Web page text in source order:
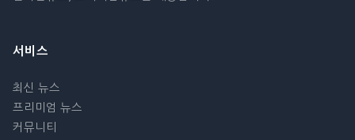
서비스
최신 뉴스
프리미엄 뉴스
커뮤니티